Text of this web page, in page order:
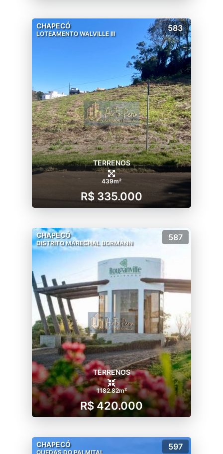
CHAPECÓ
LOTEAMENTO WALVILLE III
583
TERRENOS
439m²
R$ 335.000
CHAPECÓ
DISTRITO MARECHAL BORMANN
587
TERRENOS
1182.82m²
R$ 420.000
CHAPECÓ
QUEDAS DO PALMITAL
597